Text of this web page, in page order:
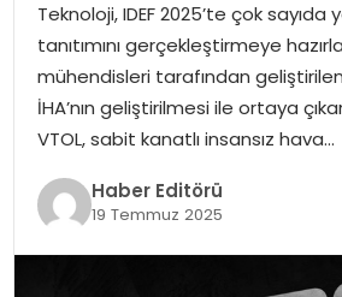
SPOR
YAŞAM
Teknoloji, IDEF 2025’te çok
tanıtımını gerçekleştirmeye
mühendisleri tarafından
İHA’nın geliştirilmesi ile ortaya
VTOL, sabit kanatlı insansız hava…
Haber Editörü
19 Temmuz 2025